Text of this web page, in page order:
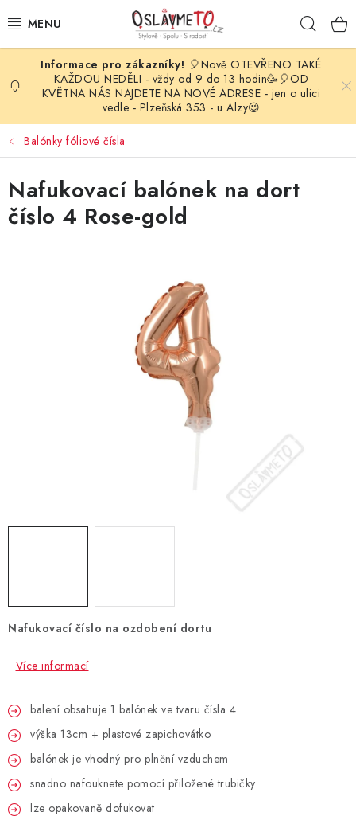
na
OSLAVA NAROZENIN
STYLOVÁ PARTY
DEKORACE A VÝZDOBA
BALÓNKY
KARNEVALOVÉ KOSTÝMY
SVATEBNÍ DOPLŇKY
BARVY NA OBLIČEJ A VLASY
LAMPIONY
PARTY FOTOKOUTEK
PIŇATY
🎈Nově OTEVŘENO TAKÉ
KAŽDOU NEDĚLI - vždy od 9 do 13 hodin🥳🎈OD
KVĚTNA NÁS NAJDETE NA NOVÉ ADRESE - jen o ulici
vedle - Plzeňská 353 - u Alzy😉
Balónky fóliové čísla
Nafukovací číslo na ozdobení dortu
Více informací
balení obsahuje 1 balónek ve tvaru čísla 4
výška 13cm + plastové zapichovátko
balónek je vhodný pro plnění vzduchem
snadno nafouknete pomocí přiložené trubičky
lze opakovaně dofukovat
Nafukovací balónek na dort
číslo 4 Rose-gold